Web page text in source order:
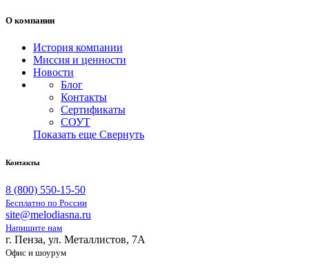
О компании
История компании
Миссия и ценности
Новости
Блог
Контакты
Сертификаты
СОУТ
Показать еще Свернуть
Контакты
8 (800) 550-15-50
Бесплатно по России
site@melodiasna.ru
Напишите нам
г. Пенза, ул. Металлистов, 7А
Офис и шоурум